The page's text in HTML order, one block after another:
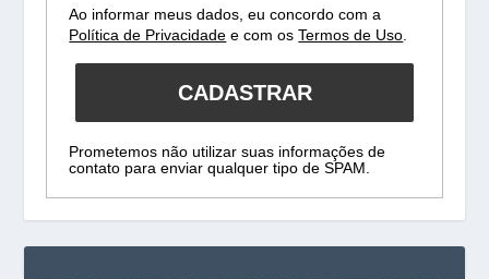
Ao informar meus dados, eu concordo com a
Política de Privacidade e com osTermos de Uso
CADASTRAR
Prometemos não utilizar suas informações de
contato para enviar qualquer tipo de SPAM.